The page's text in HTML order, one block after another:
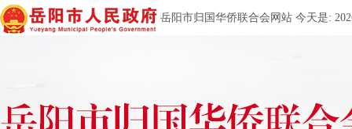
岳阳市归国华侨联合会网站 今天是: